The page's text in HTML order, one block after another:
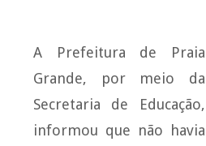
A Prefeitura de Praia
Grande, por meio da
Secretaria de Educação,
informou que não havia